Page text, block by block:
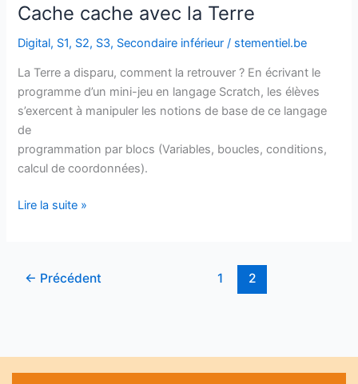
Cache cache avec la Terre
Digital, S1, S2, S3, Secondaire inférieur / stementiel.be
La Terre a disparu, comment la retrouver ? En écrivant le
programme d’un mini-jeu en langage Scratch, les élèves
s’exercent à manipuler les notions de base de ce langage
de
programmation par blocs (Variables, boucles, conditions,
calcul de coordonnées).
Lire la suite »
← Précédent 1 2